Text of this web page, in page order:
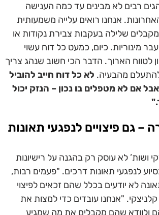
רבים לא מבינים עד כמה הענישה
אנחנו רואים עלייה משמעותית
שלילה בעקבות צבירת נקודות או
מינוריות. כיום, כמעט כל דוח עשוי
לטווח הארוך. הדבר הכי חשוב שנהג צריך
מהבעיה. לא כל דוח חייב להוביל
אם לא מטפלים בו נכון – הנזק יכול
– גם פיצויים לנפגעי תאונות
ושות’ לא עוסק רק בהגנה על רישיונות
לנפגעי תאונות דרכים. "פעמים רבות,
לא יודעים בכלל שהם זכאים לפיצוי
"אנחנו עובדים כדי למצות את
ולוודא שהם מקבלים את מה שמגיע